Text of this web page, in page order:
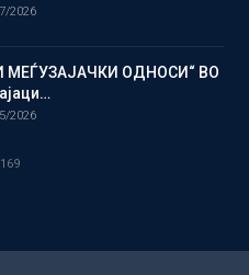
2026
МЕЃУЗАЈАЧКИ ОДНОСИ“ ВО
2026